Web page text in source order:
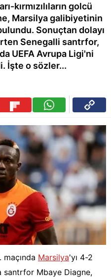
kırmızılıların golcü
Marsilya galibiyetinin
Sonuçtan dolayı
Senegalli santrfor,
UEFA Avrupa Ligi'ni
İşte o sözler...
Marsilya'yı 4-2
santrfor Mbaye Diagne,